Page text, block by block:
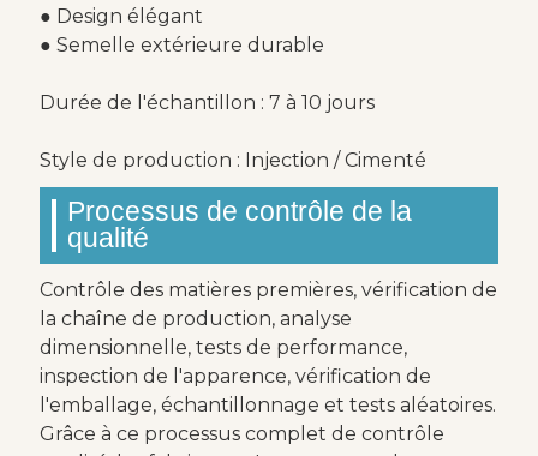
● Design élégant
● Semelle extérieure durable
Durée de l'échantillon : 7 à 10 jours
Style de production : Injection / Cimenté
Processus de contrôle de la
qualité
Contrôle des matières premières, vérification de
la chaîne de production, analyse
dimensionnelle, tests de performance,
inspection de l'apparence, vérification de
l'emballage, échantillonnage et tests aléatoires.
Grâce à ce processus complet de contrôle